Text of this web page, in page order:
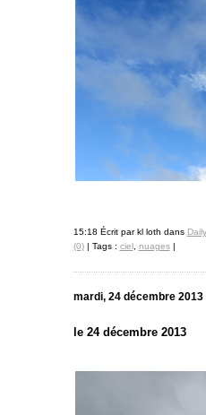
15:18 Écrit par kl loth dans
(0)| Tags : ciel, nuages|
mardi, 24 décembre 2013
le 24 décembre 2013